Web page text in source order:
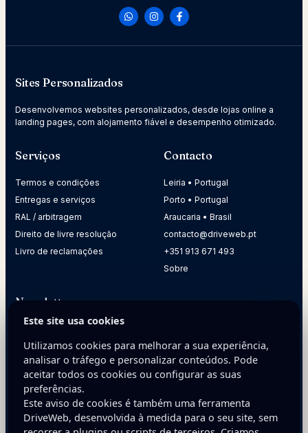
Sites Personalizados
Desenvolvemos websites personalizados, desde lojas online a
landing pages, com alojamento fiável e desempenho otimizado.
Serviços
Termos e condições
Entregas e serviços
RAL / arbitragem
Direito de livre resolução
Livro de reclamações
Contacto
Leiria • Portugal
Porto • Portugal
Araucaria • Brasil
contacto@driveweb.pt
+351 913 671 493
Sobre
Newsletter
sua empresa.
E-mail
Este site usa cookies
Utilizamos cookies para melhorar a sua experiência,
analisar o tráfego e personalizar conteúdos. Pode
aceitar todos os cookies ou configurar as suas
preferências.
Este aviso de cookies é também uma ferramenta
DriveWeb, desenvolvida à medida para o seu site, sem